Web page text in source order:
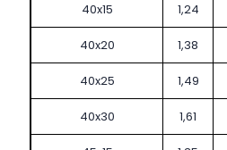
40x15 1,24
40x20 1,38
40x25 1,49
40x30 1,61